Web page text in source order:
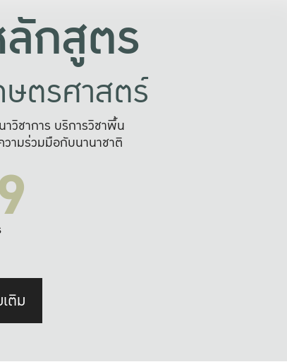
กสูตร
ตรศาสตร์
ชาการ บริการวิชาพื้น
วามร่วมมือกับนานาชาติ
ติม